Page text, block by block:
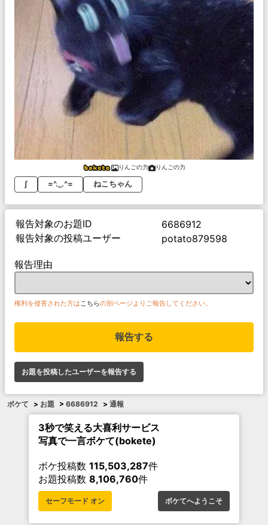
りんごの力 りんごの力
∫ =^._.^= ねこちゃん
報告対象のお題ID
6686912
報告対象の投稿ユーザー
potato879598
報告理由
権利を侵害された方はこちらの別ページよりご報告してください。
報告する
お題を投稿したユーザーを報告する
ボケて > お題 > 6686912 > 通報
3秒で笑える大喜利サービス
写真で一言ボケて(bokete)
ボケ投稿数 115,503,287件
お題投稿数 8,106,760件
セーフモード オン ボケてへようこそ